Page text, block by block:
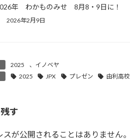
年 わかものみせ 8月8・9日に！
2026年2月9日
2025 、 イノベヤ
2025 JPX プレゼン 由利高校
す
スが公開されることはありません。